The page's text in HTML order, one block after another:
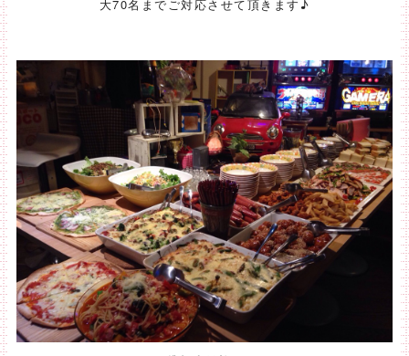
大70名までご対応させて頂きます♪